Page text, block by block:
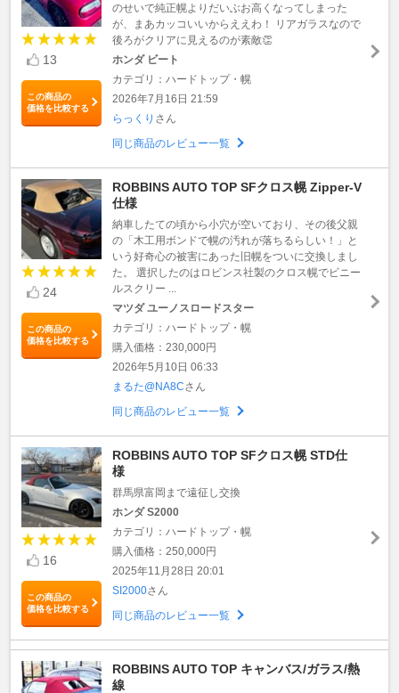
13
この商品の
価格を比較する
のせいで純正幌よりだいぶお高くなってしまった
が、まあカッコいいからええわ！ リアガラスなので
後ろがクリアに見えるのが素敵👏
ホンダ ビート
カテゴリ：ハードトップ・幌
2026年7月16日 21:59
らっくり さん
同じ商品のレビュー一覧
24
この商品の
価格を比較する
ROBBINS AUTO TOP SFクロス幌 Zipper-V
仕様
納車したての頃から小穴が空いており、その後父親
の「木工用ボンドで幌の汚れが落ちるらしい！」と
いう好奇心の被害にあった旧幌をついに交換しまし
た。 選択したのはロビンス社製のクロス幌でビニー
ルスクリー ...
マツダ ユーノスロードスター
カテゴリ：ハードトップ・幌
購入価格：230,000円
2026年5月10日 06:33
まるた@NA8Cさん
同じ商品のレビュー一覧
16
この商品の
価格を比較する
ROBBINS AUTO TOP SFクロス幌 STD仕
様
群馬県富岡まで遠征し交換
ホンダ S2000
カテゴリ：ハードトップ・幌
購入価格：250,000円
2025年11月28日 20:01
SI2000さん
同じ商品のレビュー一覧
ROBBINS AUTO TOP キャンバス/ガラス/熱
線